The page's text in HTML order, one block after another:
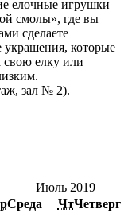
елочные игрушки
смолы», где вы
сделаете
украшения, которые
свою елку или
зал № 2).
Июль 2019
Среда ЧтЧетверг